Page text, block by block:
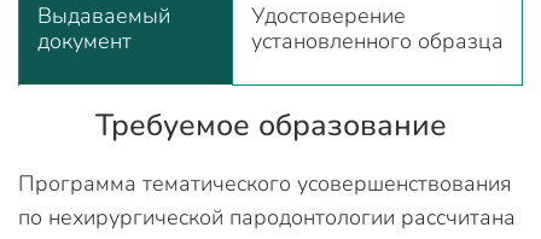
Выдаваемый
документ
Удостоверение
установленного образца
Требуемое образование
Программа тематического усовершенствования
по нехирургической пародонтологии рассчитана